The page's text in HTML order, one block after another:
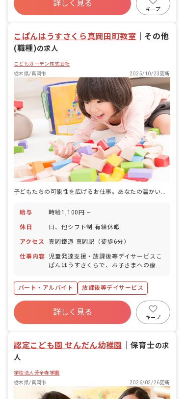
ブランクOK
詳しく見る
キープ
こぱんはうすさくら真岡田町教室
その他
(職種)の求人
こどもガーデン株式会社
栃木県/真岡市
2025/10/23更新
子どもたちの可能性を広げるお仕事。あなたの温かい心が、未来を育む力になります。
給与 時給1,100円 ~
休日 日、他シフト制 有給休暇
アクセス 真岡鐵道 真岡駅（徒歩6分）
仕事内容
児童発達支援・放課後等デイサービスこ
ぱんはうすさくらで、お子さまへの療育
い、集中して物事に取り組めないなど、
発達や成長に心配のあるお子さまを対象
にしており、個別・小集団のプログラム
など、年齢や個別支援計画に基づきなが
らさまざまな支援を行うお仕事です。 ■
パート・アルバイト 放課後等デイサービス
詳しく見る
キープ
認定こども園 せんだん幼稚園 保育士の求
人
学校法人芳全寺学園
栃木県/真岡市
2026/02/26更新